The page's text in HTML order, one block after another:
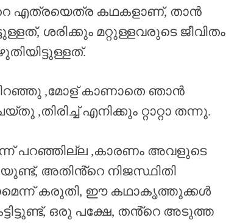
എത്രയെത്ര കഥകളാണ്, താൻ
ശരിക്കും മറ്റുള്ളവരുടെ ജീവിതം
,മോള് കാണാതെ ഞാൻ
എനിക്കും റ്റാറ്റാ തന്നു.
പറഞ്ഞില്ല ,കാരണം അവളുടെ
അതിൻ്റെ നിജസ്ഥിതി
കരുതി, ഈ കഥാകൃത്തുക്കൾ
ഒരു പക്ഷേ, തൻ്റെ അടുത്ത